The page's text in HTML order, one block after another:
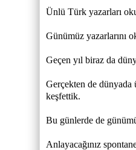
Ünlü Türk yazarları
Günümüz yazarlarını
Geçen yıl biraz da
Gerçekten de dünyada
keşfettik.
Bu günlerde de
Anlayacağınız